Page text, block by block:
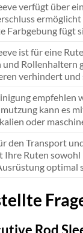
verfügt über
Farbgebung fügt
ist für eine
und Rollenhaltern
verhindert und
empfehlen
kann es
oder
den Transport
Ihre Ruten sowohl
optimal